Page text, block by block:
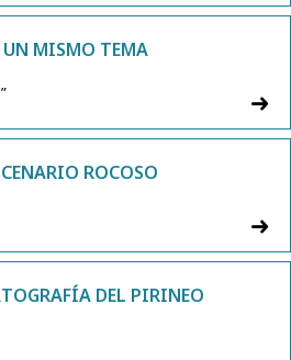
UN MISMO TEMA
ROCOSO
DEL PIRINEO